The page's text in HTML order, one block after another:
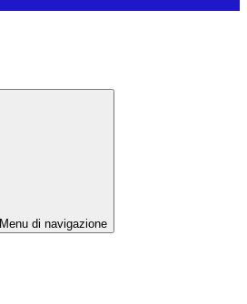
Menu di navigazione